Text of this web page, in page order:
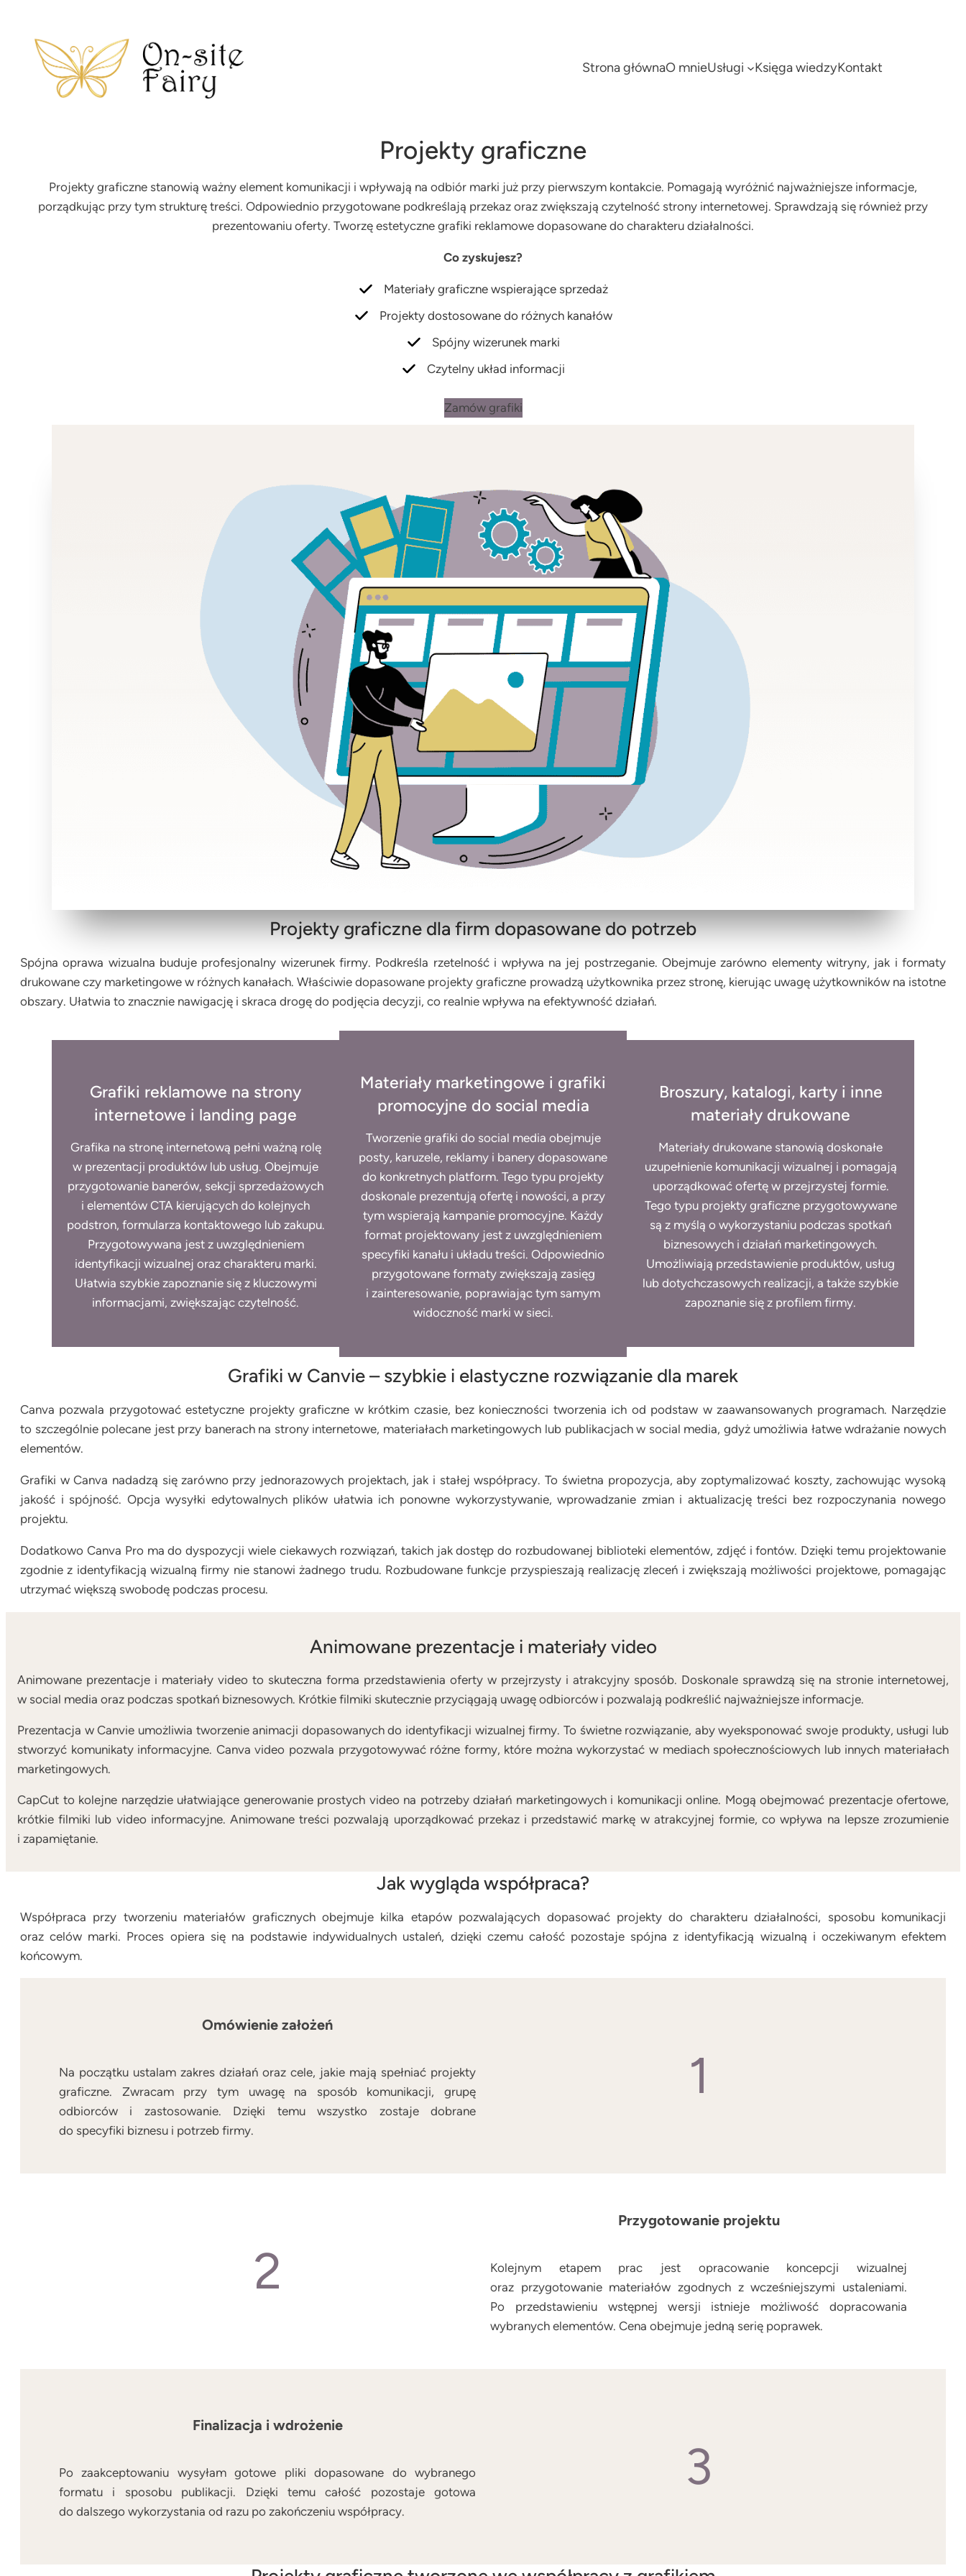
Strona głównaO mnieUsługi Księga wiedzyKontakt
Projekty graficzne
Projekty graficzne stanowią ważny element komunikacji i wpływają na odbiór marki już przy pierwszym kontakcie. Pomagają wyróżnić najważniejsze informacje,
porządkując przy tym strukturę treści. Odpowiednio przygotowane podkreślają przekaz oraz zwiększają czytelność strony internetowej. Sprawdzają się również przy
prezentowaniu oferty. Tworzę estetyczne grafiki reklamowe dopasowane do charakteru działalności.
Co zyskujesz?
Materiały graficzne wspierające sprzedaż
Projekty dostosowane do różnych kanałów
Spójny wizerunek marki
Czytelny układ informacji
Zamów grafiki
Projekty graficzne dla firm dopasowane do potrzeb
Spójna oprawa wizualna buduje profesjonalny wizerunek firmy. Podkreśla rzetelność i wpływa na jej postrzeganie. Obejmuje zarówno elementy witryny, jak i formaty
drukowane czy marketingowe w różnych kanałach. Właściwie dopasowane projekty graficzne prowadzą użytkownika przez stronę, kierując uwagę użytkowników na istotne
obszary. Ułatwia to znacznie nawigację i skraca drogę do podjęcia decyzji, co realnie wpływa na efektywność działań.
Grafiki reklamowe na strony
internetowe i landing page
Grafika na stronę internetową pełni ważną rolę
w prezentacji produktów lub usług. Obejmuje
przygotowanie banerów, sekcji sprzedażowych
i elementów CTA kierujących do kolejnych
podstron, formularza kontaktowego lub zakupu.
Przygotowywana jest z uwzględnieniem
identyfikacji wizualnej oraz charakteru marki.
Ułatwia szybkie zapoznanie się z kluczowymi
informacjami, zwiększając czytelność.
Materiały marketingowe i grafiki
promocyjne do social media
Tworzenie grafiki do social media obejmuje
posty, karuzele, reklamy i banery dopasowane
do konkretnych platform. Tego typu projekty
doskonale prezentują ofertę i nowości, a przy
tym wspierają kampanie promocyjne. Każdy
format projektowany jest z uwzględnieniem
specyfiki kanału i układu treści. Odpowiednio
przygotowane formaty zwiększają zasięg
i zainteresowanie, poprawiając tym samym
widoczność marki w sieci.
Broszury, katalogi, karty i inne
materiały drukowane
Materiały drukowane stanowią doskonałe
uzupełnienie komunikacji wizualnej i pomagają
uporządkować ofertę w przejrzystej formie.
Tego typu projekty graficzne przygotowywane
są z myślą o wykorzystaniu podczas spotkań
biznesowych i działań marketingowych.
Umożliwiają przedstawienie produktów, usług
lub dotychczasowych realizacji, a także szybkie
zapoznanie się z profilem firmy.
Grafiki w Canvie – szybkie i elastyczne rozwiązanie dla marek
Canva pozwala przygotować estetyczne projekty graficzne w krótkim czasie, bez konieczności tworzenia ich od podstaw w zaawansowanych programach. Narzędzie
to szczególnie polecane jest przy banerach na strony internetowe, materiałach marketingowych lub publikacjach w social media, gdyż umożliwia łatwe wdrażanie nowych
elementów.
Grafiki w Canva nadadzą się zarówno przy jednorazowych projektach, jak i stałej współpracy. To świetna propozycja, aby zoptymalizować koszty, zachowując wysoką
jakość i spójność. Opcja wysyłki edytowalnych plików ułatwia ich ponowne wykorzystywanie, wprowadzanie zmian i aktualizację treści bez rozpoczynania nowego
projektu.
Dodatkowo Canva Pro ma do dyspozycji wiele ciekawych rozwiązań, takich jak dostęp do rozbudowanej biblioteki elementów, zdjęć i fontów. Dzięki temu projektowanie
zgodnie z identyfikacją wizualną firmy nie stanowi żadnego trudu. Rozbudowane funkcje przyspieszają realizację zleceń i zwiększają możliwości projektowe, pomagając
utrzymać większą swobodę podczas procesu.
Animowane prezentacje i materiały video
Animowane prezentacje i materiały video to skuteczna forma przedstawienia oferty w przejrzysty i atrakcyjny sposób. Doskonale sprawdzą się na stronie internetowej,
w social media oraz podczas spotkań biznesowych. Krótkie filmiki skutecznie przyciągają uwagę odbiorców i pozwalają podkreślić najważniejsze informacje.
Prezentacja w Canvie umożliwia tworzenie animacji dopasowanych do identyfikacji wizualnej firmy. To świetne rozwiązanie, aby wyeksponować swoje produkty, usługi lub
stworzyć komunikaty informacyjne. Canva video pozwala przygotowywać różne formy, które można wykorzystać w mediach społecznościowych lub innych materiałach
marketingowych.
CapCut to kolejne narzędzie ułatwiające generowanie prostych video na potrzeby działań marketingowych i komunikacji online. Mogą obejmować prezentacje ofertowe,
krótkie filmiki lub video informacyjne. Animowane treści pozwalają uporządkować przekaz i przedstawić markę w atrakcyjnej formie, co wpływa na lepsze zrozumienie
i zapamiętanie.
Jak wygląda współpraca?
Współpraca przy tworzeniu materiałów graficznych obejmuje kilka etapów pozwalających dopasować projekty do charakteru działalności, sposobu komunikacji
oraz celów marki. Proces opiera się na podstawie indywidualnych ustaleń, dzięki czemu całość pozostaje spójna z identyfikacją wizualną i oczekiwanym efektem
końcowym.
Omówienie założeń
Na początku ustalam zakres działań oraz cele, jakie mają spełniać projekty
graficzne. Zwracam przy tym uwagę na sposób komunikacji, grupę
odbiorców i zastosowanie. Dzięki temu wszystko zostaje dobrane
do specyfiki biznesu i potrzeb firmy.
1
2
Przygotowanie projektu
Kolejnym etapem prac jest opracowanie koncepcji wizualnej
oraz przygotowanie materiałów zgodnych z wcześniejszymi ustaleniami.
Po przedstawieniu wstępnej wersji istnieje możliwość dopracowania
wybranych elementów. Cena obejmuje jedną serię poprawek.
Finalizacja i wdrożenie
Po zaakceptowaniu wysyłam gotowe pliki dopasowane do wybranego
formatu i sposobu publikacji. Dzięki temu całość pozostaje gotowa
do dalszego wykorzystania od razu po zakończeniu współpracy.
3